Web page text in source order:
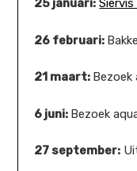
25 januari:
26 februari:
21 maart: Bezoek
6 juni: Bezoek
27 september: